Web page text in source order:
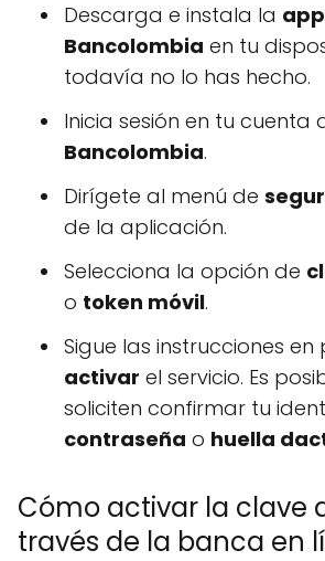
Descarga e instala la
Bancolombia en tu
todavía no lo has hecho.
Inicia sesión en tu cuenta
Bancolombia.
Dirígete al menú de
de la aplicación.
Selecciona la opción de
o token móvil.
Sigue las instrucciones
activar el servicio. Es
soliciten confirmar tu
contraseña o huella
Cómo activar la clave
través de la banca en